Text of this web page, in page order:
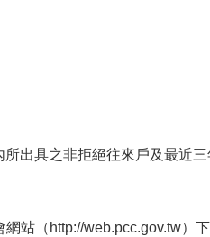
出具之非拒絕往來戶及最近
站（http://web.pcc.gov.tw）